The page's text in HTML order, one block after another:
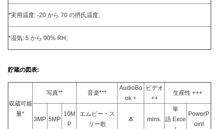
*実用温度: -20 から 70 の摂氏温度;
*湿気: 5 から 90% RH;
貯蔵の図表:
収蔵可能
量*
写真** 音楽***
AudioBo
ok +
ビデオ
++
生産性 +++
3MP 5MP
10M
P
エムピー・ス
リー歌
本 mins.
単
語 Exce
PowerP
oint